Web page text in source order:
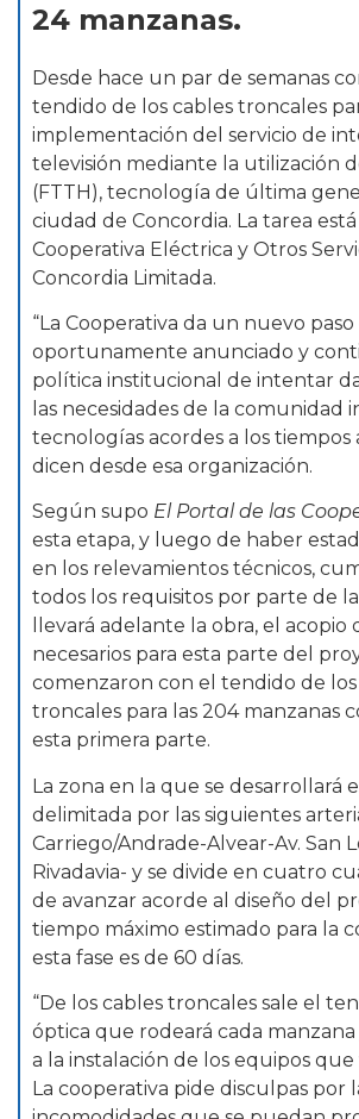
24 manzanas.
Desde hace un par de semanas
tendido de los cables troncales
implementación del servicio de
televisión mediante la utilización
(FTTH), tecnología de última
ciudad de Concordia. La tarea
Cooperativa Eléctrica y Otros
Concordia Limitada.
“La Cooperativa da un nuevo
oportunamente anunciado y
política institucional de intentar
las necesidades de la comunidad
tecnologías acordes a los tiempos
dicen desde esa organización.
Según supo El Portal de las
esta etapa, y luego de haber
en los relevamientos técnicos,
todos los requisitos por parte de
llevará adelante la obra, el acopio
necesarios para esta parte del
comenzaron con el tendido de los
troncales para las 204 manzanas
esta primera parte.
La zona en la que se desarrollará
delimitada por las siguientes
Carriego/Andrade-Alvear-Av. San
Rivadavia- y se divide en cuatro
de avanzar acorde al diseño del
tiempo máximo estimado para la
esta fase es de 60 días.
“De los cables troncales sale el
óptica que rodeará cada
a la instalación de los equipos que
La cooperativa pide disculpas por